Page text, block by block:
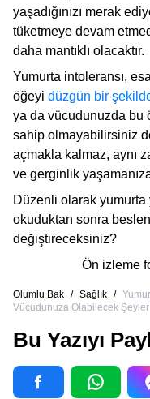
yaşadığınızı merak
tüketmeye devam
daha mantıklı olacaktır.
Yumurta intoleransı,
öğeyi düzgün bir
ya da vücudunuzda bu
sahip olmayabilirsiniz
açmakla kalmaz, aynı
ve gerginlik
Düzenli olarak
okuduktan sonra
değiştireceksiniz?
Ön izleme
Olumlu Bak / Sağlık /
Vücudunuza Olabilecek Şeyler
Bu Yazıyı